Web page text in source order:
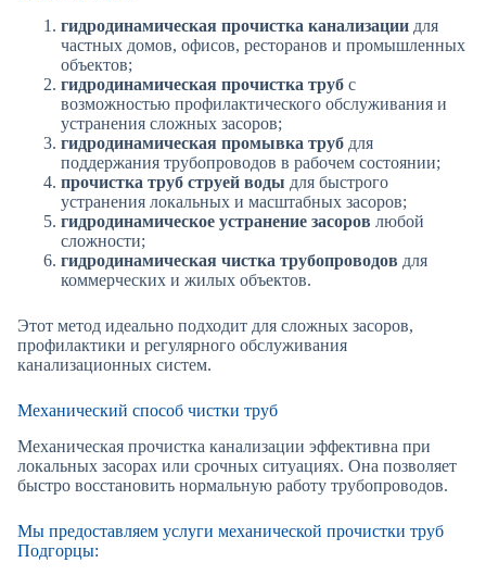
гидродинамическая прочистка канализации для
частных домов, офисов, ресторанов и промышленных
объектов;
гидродинамическая прочистка труб с
возможностью профилактического обслуживания и
устранения сложных засоров;
гидродинамическая промывка труб для
поддержания трубопроводов в рабочем состоянии;
прочистка труб струей воды для быстрого
устранения локальных и масштабных засоров;
гидродинамическое устранение засоров любой
сложности;
гидродинамическая чистка трубопроводов для
коммерческих и жилых объектов.
Этот метод идеально подходит для сложных засоров,
профилактики и регулярного обслуживания
канализационных систем.
Механический способ чистки труб
Механическая прочистка канализации эффективна при
локальных засорах или срочных ситуациях. Она позволяет
быстро восстановить нормальную работу трубопроводов.
Мы предоставляем услуги механической прочистки труб
Подгорцы: